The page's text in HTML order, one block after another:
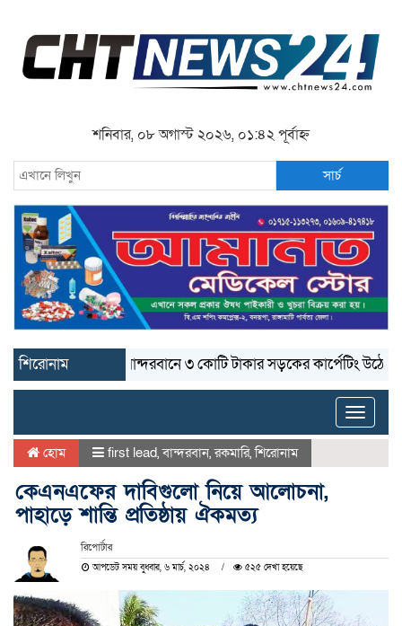
শনিবার, ০৮ অগাস্ট ২০২৬, ০১:৪২ পূর্বাহ্ন
সার্চ
শিরোনাম বান্দরবানে ৩ কোটি টাকার সড়কের কার্পেটিং উঠে যাচ্ছে
Toggle
হোম first lead,বান্দরবান,রকমারি,শিরোনাম
কেএনএফের দাবিগুলো নিয়ে আলোচনা,
পাহাড়ে শান্তি প্রতিষ্ঠায় ঐকমত্য
রিপোর্টার
আপডেট সময় বুধবার, ৬ মার্চ, ২০২৪ ৫২৫ দেখা হয়েছে